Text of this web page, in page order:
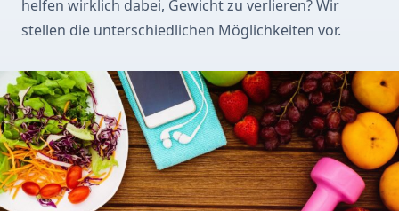
helfen wirklich dabei, Gewicht zu verlieren? Wir
stellen die unterschiedlichen Möglichkeiten vor.